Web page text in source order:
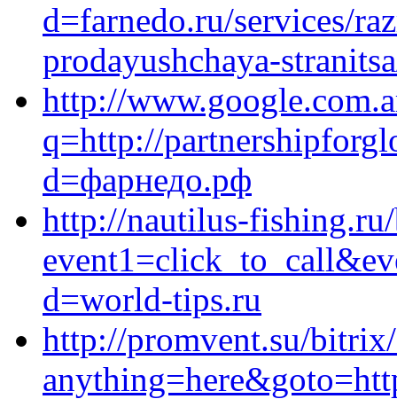
d=farnedo.ru/services/
prodayushchaya-
http://
q=http://
d=фарнедо.рф
http://nautilus-
d=world-tips.ru
http://promvent.su/